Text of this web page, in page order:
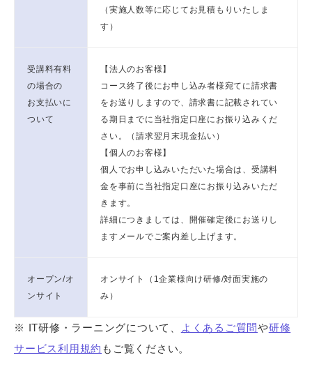
（実施人数等に応じてお見積もりいたしま
す）
受講料有料
の場合の
お支払いに
ついて
【法人のお客様】
コース終了後にお申し込み者様宛てに請求書
をお送りしますので、請求書に記載されてい
る期日までに当社指定口座にお振り込みくだ
さい。（請求翌月末現金払い）
【個人のお客様】
個人でお申し込みいただいた場合は、受講料
金を事前に当社指定口座にお振り込みいただ
きます。
詳細につきましては、開催確定後にお送りし
ますメールでご案内差し上げます。
オープン/オ
ンサイト
オンサイト（1企業様向け研修/対面実施の
み）
※ IT研修・ラーニングについて、 よくあるご質問や研修
サービス利用規約 もご覧ください。